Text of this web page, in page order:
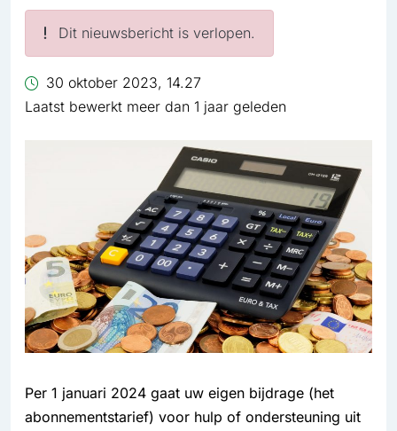
Dit nieuwsbericht is verlopen.
30 oktober 2023, 14.27
Laatst bewerkt meer dan 1 jaar geleden
Per 1 januari 2024 gaat uw eigen bijdrage (het
abonnementstarief) voor hulp of ondersteuning uit